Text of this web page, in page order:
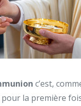
c’est,
pour la première